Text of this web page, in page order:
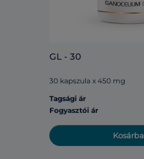
GL - 30
30 kapszula x 450 mg
Tagsági ár
Fogyasztói ár
Kosárba